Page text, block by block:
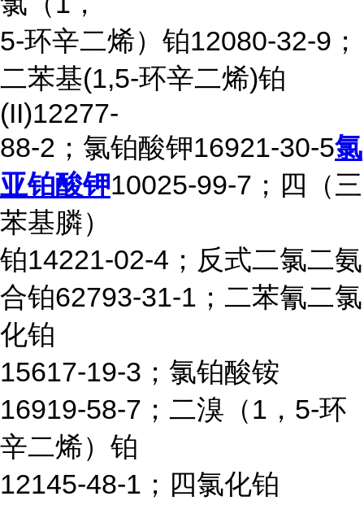
5-环辛二烯）铂12080-32-9；
二苯基(1,5-环辛二烯)铂
(II)12277-
88-2；氯铂酸钾16921-30-5氯
亚铂酸钾10025-99-7；四（三
苯基膦）
铂14221-02-4；反式二氯二氨
合铂62793-31-1；二苯氰二氯
化铂
15617-19-3；氯铂酸铵
16919-58-7；二溴（1，5-环
辛二烯）铂
12145-48-1；四氯化铂